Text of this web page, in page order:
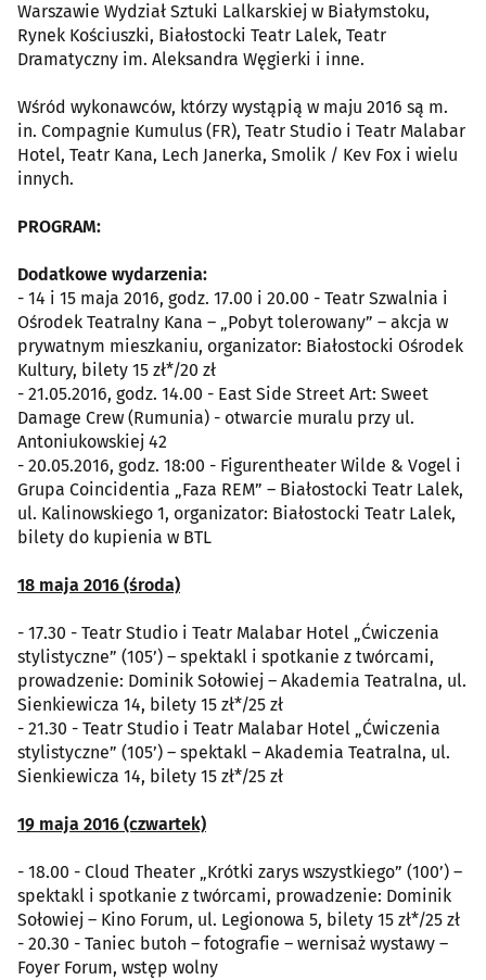
Warszawie Wydział Sztuki Lalkarskiej w Białymstoku,
Rynek Kościuszki, Białostocki Teatr Lalek, Teatr
Dramatyczny im. Aleksandra Węgierki i inne.
Wśród wykonawców, którzy wystąpią w maju 2016 są m.
in. Compagnie Kumulus (FR), Teatr Studio i Teatr Malabar
Hotel, Teatr Kana, Lech Janerka, Smolik / Kev Fox i wielu
innych.
PROGRAM:
Dodatkowe wydarzenia:
- 14 i 15 maja 2016, godz. 17.00 i 20.00 - Teatr Szwalnia i
Ośrodek Teatralny Kana – „Pobyt tolerowany” – akcja w
prywatnym mieszkaniu, organizator: Białostocki Ośrodek
Kultury, bilety 15 zł*/20 zł
- 21.05.2016, godz. 14.00 - East Side Street Art: Sweet
Damage Crew (Rumunia) - otwarcie muralu przy ul.
Antoniukowskiej 42
- 20.05.2016, godz. 18:00 - Figurentheater Wilde & Vogel i
Grupa Coincidentia „Faza REM” – Białostocki Teatr Lalek,
ul. Kalinowskiego 1, organizator: Białostocki Teatr Lalek,
bilety do kupienia w BTL
18 maja 2016 (środa)
- 17.30 - Teatr Studio i Teatr Malabar Hotel „Ćwiczenia
stylistyczne” (105’) – spektakl i spotkanie z twórcami,
prowadzenie: Dominik Sołowiej – Akademia Teatralna, ul.
Sienkiewicza 14, bilety 15 zł*/25 zł
- 21.30 - Teatr Studio i Teatr Malabar Hotel „Ćwiczenia
stylistyczne” (105’) – spektakl – Akademia Teatralna, ul.
Sienkiewicza 14, bilety 15 zł*/25 zł
19 maja 2016 (czwartek)
- 18.00 - Cloud Theater „Krótki zarys wszystkiego” (100’) –
spektakl i spotkanie z twórcami, prowadzenie: Dominik
Sołowiej – Kino Forum, ul. Legionowa 5, bilety 15 zł*/25 zł
- 20.30 - Taniec butoh – fotografie – wernisaż wystawy –
Foyer Forum, wstęp wolny